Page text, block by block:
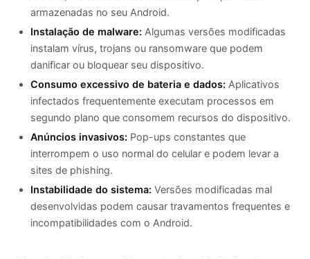
armazenadas no seu Android.
Instalação de malware: Algumas versões modificadas
instalam vírus, trojans ou ransomware que podem
danificar ou bloquear seu dispositivo.
Consumo excessivo de bateria e dados: Aplicativos
infectados frequentemente executam processos em
segundo plano que consomem recursos do dispositivo.
Anúncios invasivos: Pop-ups constantes que
interrompem o uso normal do celular e podem levar a
sites de phishing.
Instabilidade do sistema: Versões modificadas mal
desenvolvidas podem causar travamentos frequentes e
incompatibilidades com o Android.